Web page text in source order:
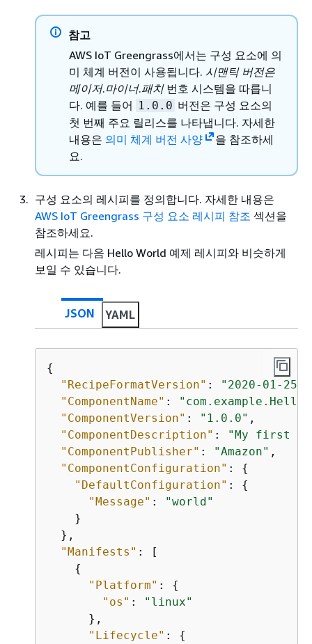
참고
AWS IoT Greengrass에서는 구성 요소에 의
미 체계 버전이 사용됩니다. 시맨틱 버전은
메이저.마이너.패치번호 시스템을 따릅니
다. 예를 들어 1.0.0 버전은 구성 요소의
첫 번째 주요 릴리스를 나타냅니다. 자세한
내용은 의미 체계 버전 사양
을 참조하세
요.
구성 요소의 레시피를 정의합니다. 자세한 내용은
AWS IoT Greengrass 구성 요소 레시피 참조 섹션을
참조하세요.
레시피는 다음 Hello World 예제 레시피와 비슷하게
보일 수 있습니다.
JSON YAML
{
"RecipeFormatVersion" : "2020-01-25"
"ComponentName" :
"ComponentVersion" : "1.0.0" ,
"ComponentDescription" :
"My first
"ComponentPublisher" : "Amazon" ,
"ComponentConfiguration" : {
"DefaultConfiguration" : {
"Message" :
"world"
    }
  },
"Manifests" : [
{
"Platform" : {
"os" :
"linux"
      },
"Lifecycle" : {